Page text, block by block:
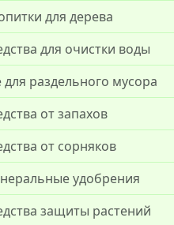
для дерева
для очистки воды
для раздельного мусора
от запахов
от сорняков
удобрения
защиты растений